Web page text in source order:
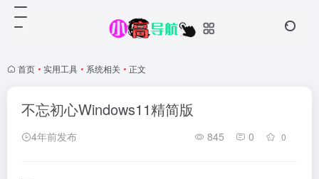
首页 • 实用工具 • 系统相关 • 正文
不忘初心Windows11精简版
4年前发布 845 0 0